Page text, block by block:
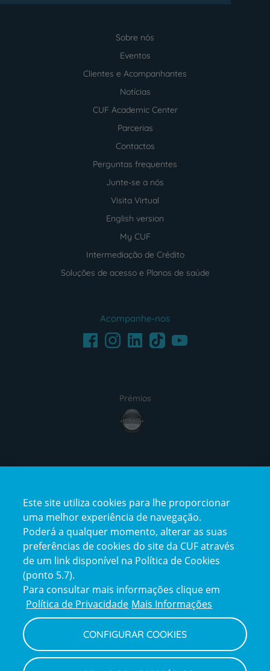
Sobre nós
Eventos
Clientes e Acompanhantes
Notícias
CUF Academic Center
Parcerias
Contactos
Perguntas frequentes
Junte-se a nós
Visita Virtual
English version
My CUF
Intermediação de Crédito
Soluções de acesso e Planos de saúde
Acompanhe-nos
FacebookInstagramLinkedInTikTokYoutube
Prémios
award4
certification2certification3
Reclamações
e
elogios
Política de Privacidade e Cookies
Este site utiliza cookies para lhe proporcionar
uma melhor experiência de navegação.
Poderá a qualquer momento, alterar as suas
preferências de cookies do site da CUF através
de um link disponível na Política de Cookies
(ponto 5.7).
Para consultar mais informações clique em
Política de Privacidade Mais Informações
CONFIGURAR COOKIES